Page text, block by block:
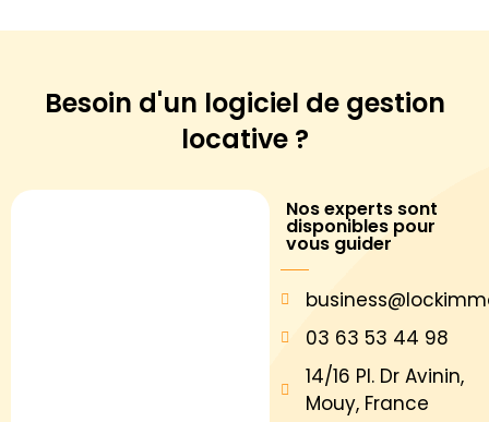
Besoin d'un logiciel de gestion
locative ?
Nos experts sont
disponibles pour
vous guider
03 63 53 44 98
14/16 Pl. Dr Avinin,
Mouy, France